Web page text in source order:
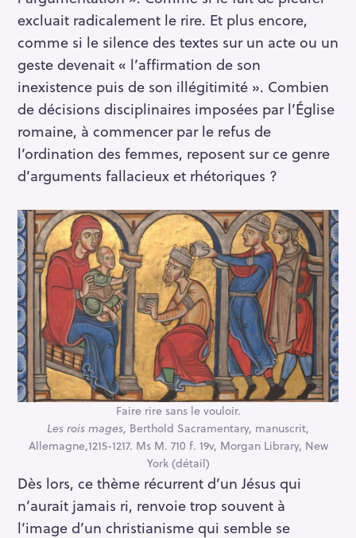
excluait radicalement le rire. Et plus encore,
comme si le silence des textes sur un acte ou un
geste devenait « l’affirmation de son
inexistence puis de son illégitimité ». Combien
de décisions disciplinaires imposées par l’Église
romaine, à commencer par le refus de
l’ordination des femmes, reposent sur ce genre
d’arguments fallacieux et rhétoriques ?
Faire rire sans le vouloir.
Les rois mages, Berthold Sacramentary, manuscrit,
Allemagne,1215-1217. Ms M. 710 f. 19v, Morgan Library, New
York (détail)
Dès lors, ce thème récurrent d’un Jésus qui
n’aurait jamais ri, renvoie trop souvent à
l’image d’un christianisme qui semble se
S
e
a
r
c
h
f
o
r
: